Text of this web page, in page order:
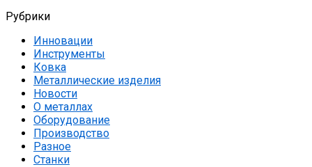
Рубрики
Инновации
Инструменты
Ковка
Металлические изделия
Новости
О металлах
Оборудование
Производство
Разное
Станки